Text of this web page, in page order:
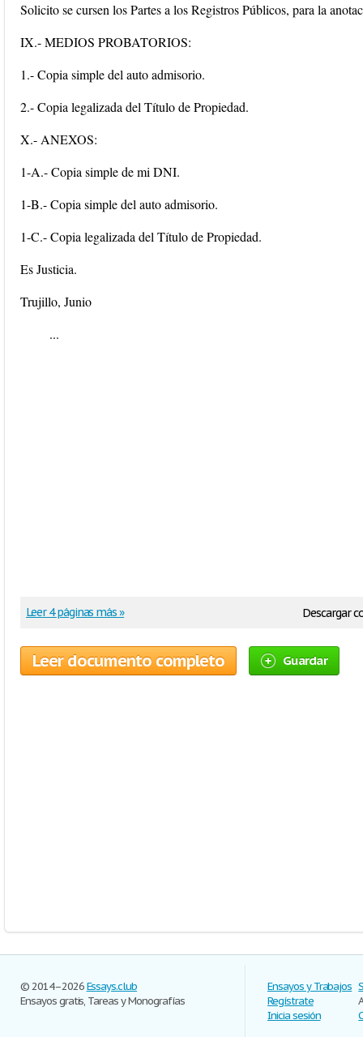
Solicito se cursen los Partes a los Registros Públicos, para la
IX.- MEDIOS PROBATORIOS:
1.- Copia simple del auto admisorio.
2.- Copia legalizada del Título de Propiedad.
X.- ANEXOS:
1-A.- Copia simple de mi DNI.
1-B.- Copia simple del auto admisorio.
1-C.- Copia legalizada del Título de Propiedad.
Es Justicia.
Trujillo, Junio
...
Descargar
Leer 4 páginas más »
Leer documento completo Guardar
© 2014–2026Essays.club
Ensayos gratis, Tareas y Monografías
Ensayos y Trabajos
Regístrate
Inicia sesión